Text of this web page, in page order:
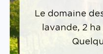
Le domaine
lavande, 2